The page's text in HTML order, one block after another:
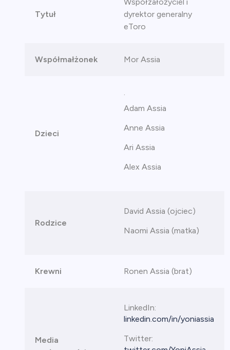
Tytuł
dyrektor generalny
eToro
Współmałżonek Mor Assia
Dzieci
.
Adam Assia
Anne Assia
Ari Assia
Alex Assia
Rodzice
David Assia (ojciec)
Naomi Assia (matka)
Krewni Ronen Assia (brat)
Media
LinkedIn:
linkedin.com/in/yoniassia
Twitter: